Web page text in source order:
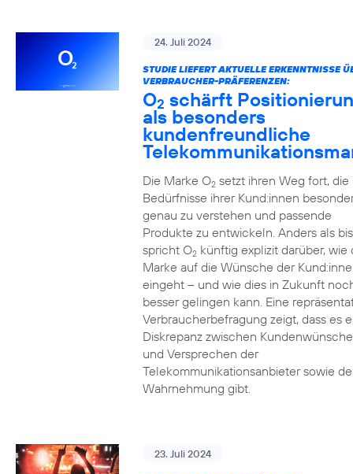
24. Juli 2024
STUDIE LIEFERT AKTUELLE ERKENNTNISSE
VERBRAUCHER-PRÄFERENZEN:
O2 schärft
als besonders
kundenfreundliche
Die Marke O2setzt ihren Weg fort, die
Bedürfnisse ihrer Kund:innen
genau zu verstehen und passende
Produkte zu entwickeln. Anders als
spricht O2künftig explizit darüber, wie
Marke auf die Wünsche der
eingeht – und wie dies in Zukunft
besser gelingen kann. Eine
Verbraucherbefragung zeigt, dass es
Diskrepanz zwischen
und Versprechen der
Telekommunikationsanbieter sowie
Wahrnehmung gibt.
23. Juli 2024